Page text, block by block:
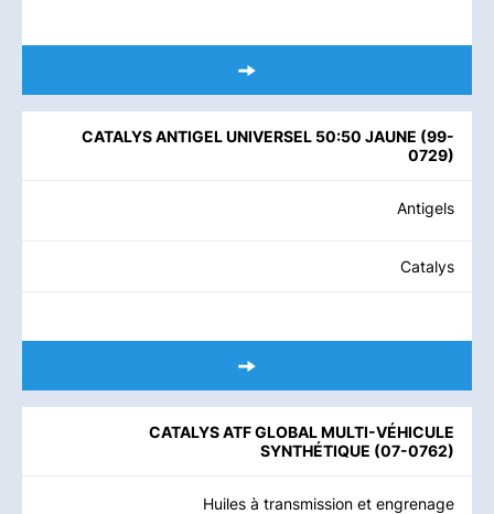
CATALYS ANTIGEL UNIVERSEL 50:50 JAUNE (99-
0729)
Antigels
Catalys
CATALYS ATF GLOBAL MULTI-VÉHICULE
SYNTHÉTIQUE (07-0762)
Huiles à transmission et engrenage